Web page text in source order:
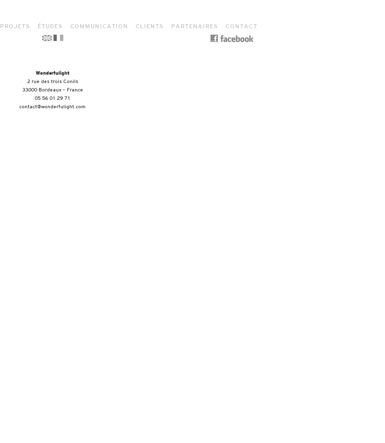
PROJETS ÉTUDES COMMUNICATION CLIENTS PARTENAIRES CONTACT
Wonderfulight
2 rue des trois Conils
33000 Bordeaux – France
05 56 01 29 71
contact@wonderfulight.com